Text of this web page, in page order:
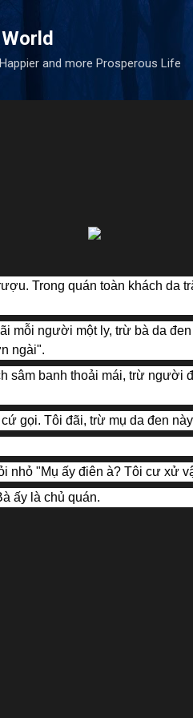
and more Prosperous Life
Trong quán toàn khách da
mỗi người một ly, trừ bà da
ngài".
sâm banh thoải mái, trừ người
gọi. Tôi đãi, trừ mụ da đen
nhỏ "Mụ ấy điên à? Tôi cư xử
ấy là chủ quán.